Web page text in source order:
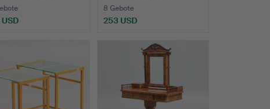
8 Gebote
253 USD